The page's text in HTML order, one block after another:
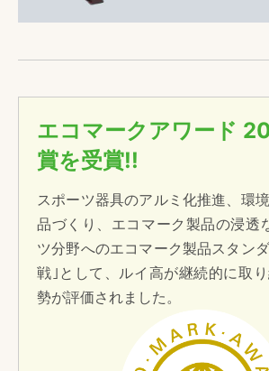
エコマークアワード
賞を受賞!!
スポーツ器具のアルミ化推進、環
品づくり、エコマーク製品の浸透
ツ分野へのエコマーク製品スタン
戦｣として、ルイ高が継続的に取
勢が評価されました。